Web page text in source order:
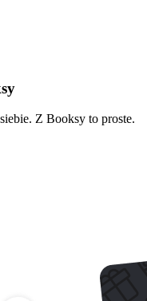
Z Booksy to proste.